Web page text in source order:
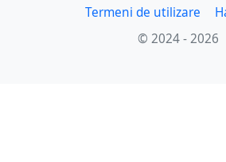
Termeni de utilizare
© 2024 - 2026